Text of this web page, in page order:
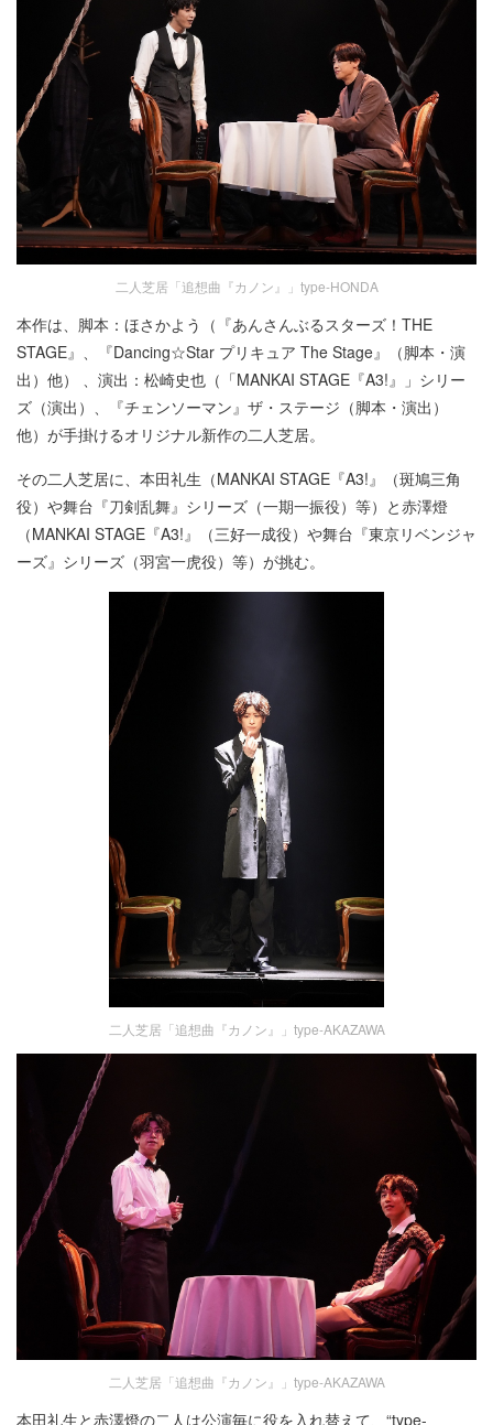
二人芝居「追想曲『カノン』」type-HONDA
本作は、脚本：ほさかよう（『あんさんぶるスターズ！THE
STAGE』、『Dancing☆Star プリキュア The Stage』（脚本・演
出）他） 、演出：松崎史也（「MANKAI STAGE『A3!』」シリー
ズ（演出）、『チェンソーマン』ザ・ステージ（脚本・演出）
他）が手掛けるオリジナル新作の二人芝居。
その二人芝居に、本田礼生（MANKAI STAGE『A3!』（斑鳩三角
役）や舞台『刀剣乱舞』シリーズ（一期一振役）等）と赤澤燈
（MANKAI STAGE『A3!』（三好一成役）や舞台『東京リベンジャ
ーズ』シリーズ（羽宮一虎役）等）が挑む。
二人芝居「追想曲『カノン』」type-AKAZAWA
二人芝居「追想曲『カノン』」type-AKAZAWA
本田礼生と赤澤燈の二人は公演毎に役を入れ替えて、“type-